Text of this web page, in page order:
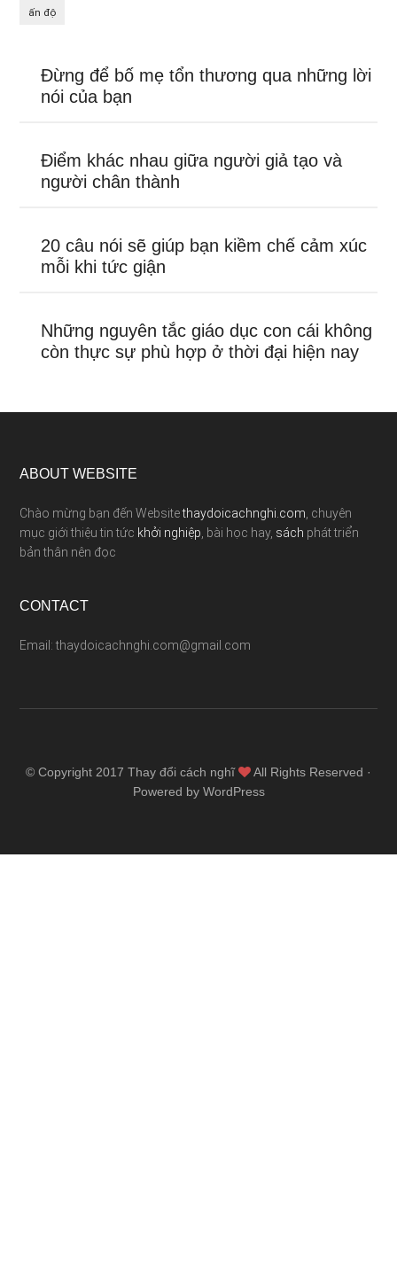
ấn độ
Đừng để bố mẹ tổn thương qua những lời
nói của bạn
Điểm khác nhau giữa người giả tạo và
người chân thành
20 câu nói sẽ giúp bạn kiềm chế cảm xúc
mỗi khi tức giận
Những nguyên tắc giáo dục con cái không
còn thực sự phù hợp ở thời đại hiện nay
ABOUT WEBSITE
Chào mừng bạn đến Websitethaydoicachnghi.com , chuyên
mục giới thiệu tin tức khởi nghiệp , bài học hay, sách phát triển
bản thân nên đọc
CONTACT
Email: thaydoicachnghi.com@gmail.com
© Copyright 2017 Thay đổi cách nghĩ
All Rights Reserved ·
Powered by WordPress